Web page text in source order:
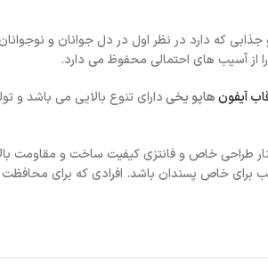
که دارد در نظر اول در دل جوانان و
آسیب های احتمالی محفوظ می دارد.
آیفونهاپو‌ یخیدارای تنوع بالایی می باشد و
طراحی خاص و فانتزی کیفیت ساخت و مقاومت
برای خاص پسندان باشد. افرادی که برای محافظت